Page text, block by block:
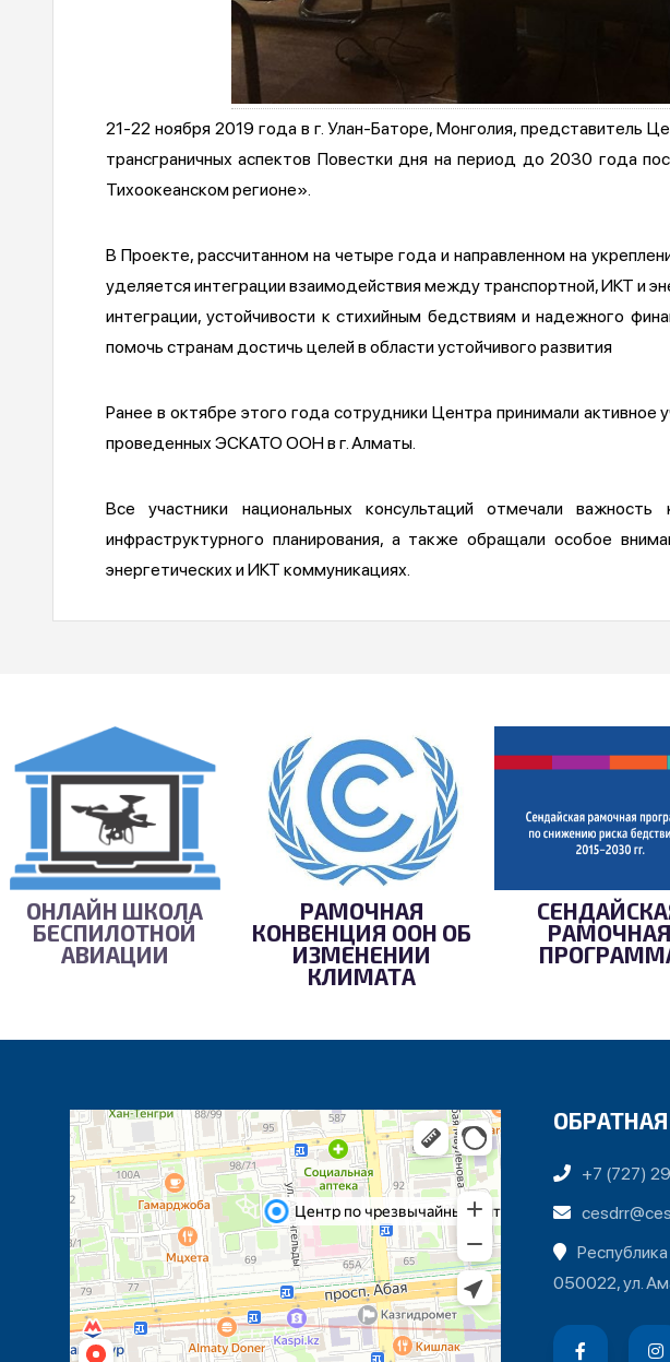
21-22 ноября 2019 года в г. Улан-Баторе, Монголия, представитель
трансграничных аспектов Повестки дня на период до 2030 года
Тихоокеанском регионе».
В Проекте, рассчитанном на четыре года и направленном на
уделяется интеграции взаимодействия между транспортной, ИКТ и
интеграции, устойчивости к стихийным бедствиям и надежного
помочь странам достичь целей в области устойчивого развития
Ранее в октябре этого года сотрудники Центра принимали активное
проведенных ЭСКАТО ООН в г. Алматы.
Все участники национальных консультаций отмечали
инфраструктурного планирования, а также обращали особое
энергетических и ИКТ коммуникациях.
ОНЛАЙН ШКОЛА
БЕСПИЛОТНОЙ
АВИАЦИИ
РАМОЧНАЯ
КОНВЕНЦИЯ ООН ОБ
ИЗМЕНЕНИИ
КЛИМАТА
РАМОЧНАЯ
+7 (727)
050022, ул.